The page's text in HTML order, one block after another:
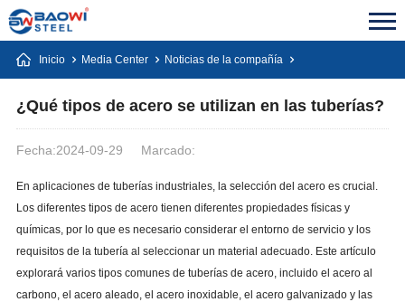
Inicio Media Center Noticias de la compañía
¿Qué tipos de acero se utilizan en las tuberías?
Fecha:2024-09-29 Marcado:
En aplicaciones de tuberías industriales, la selección del acero es crucial.
Los diferentes tipos de acero tienen diferentes propiedades físicas y
químicas, por lo que es necesario considerar el entorno de servicio y los
requisitos de la tubería al seleccionar un material adecuado. Este artículo
explorará varios tipos comunes de tuberías de acero, incluido el acero al
carbono, el acero aleado, el acero inoxidable, el acero galvanizado y las